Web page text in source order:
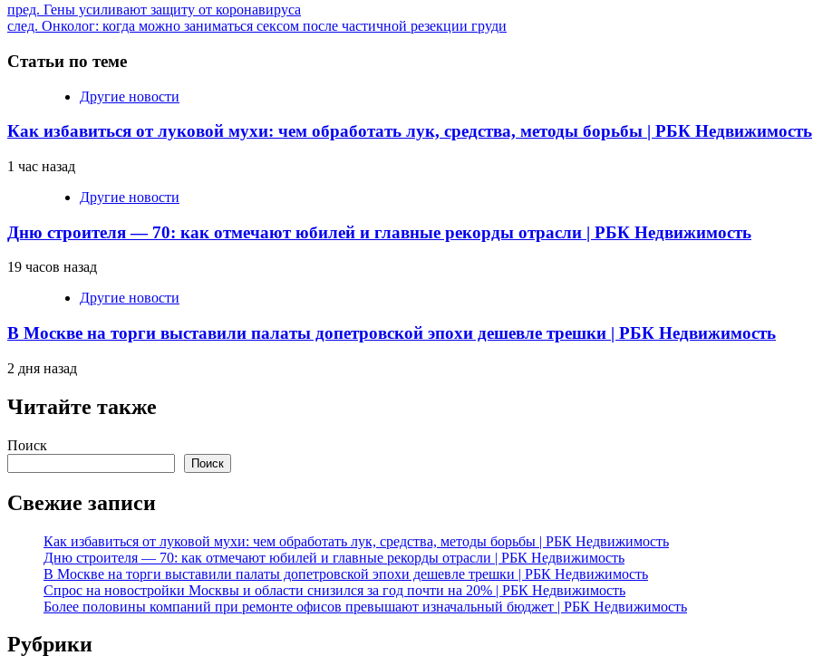
Продолжить
чтение
пред. Гены усиливают защиту от коронавируса
след. Онколог: когда можно заниматься сексом после частичной резекции груди
Статьи по теме
Другие новости
Как избавиться от луковой мухи: чем обработать лук, средства, методы борьбы | РБК Недвижимость
1 час назад
Другие новости
Дню строителя — 70: как отмечают юбилей и главные рекорды отрасли | РБК Недвижимость
19 часов назад
Другие новости
В Москве на торги выставили палаты допетровской эпохи дешевле трешки | РБК Недвижимость
2 дня назад
Читайте также
Поиск
Поиск
Свежие записи
Как избавиться от луковой мухи: чем обработать лук, средства, методы борьбы | РБК Недвижимость
Дню строителя — 70: как отмечают юбилей и главные рекорды отрасли | РБК Недвижимость
В Москве на торги выставили палаты допетровской эпохи дешевле трешки | РБК Недвижимость
Спрос на новостройки Москвы и области снизился за год почти на 20% | РБК Недвижимость
Более половины компаний при ремонте офисов превышают изначальный бюджет | РБК Недвижимость
Рубрики